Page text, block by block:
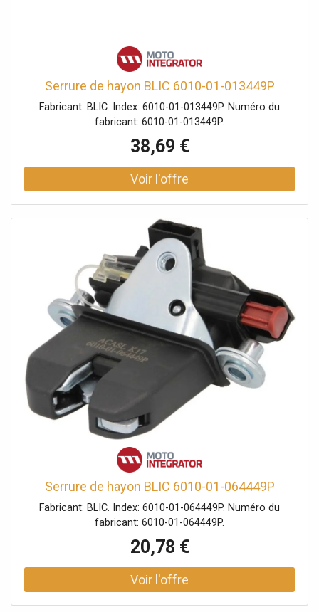
Serrure de hayon BLIC 6010-01-013449P
Fabricant: BLIC. Index: 6010-01-013449P. Numéro du
fabricant: 6010-01-013449P.
38,69 €
Serrure de hayon BLIC 6010-01-064449P
Fabricant: BLIC. Index: 6010-01-064449P. Numéro du
fabricant: 6010-01-064449P.
20,78 €